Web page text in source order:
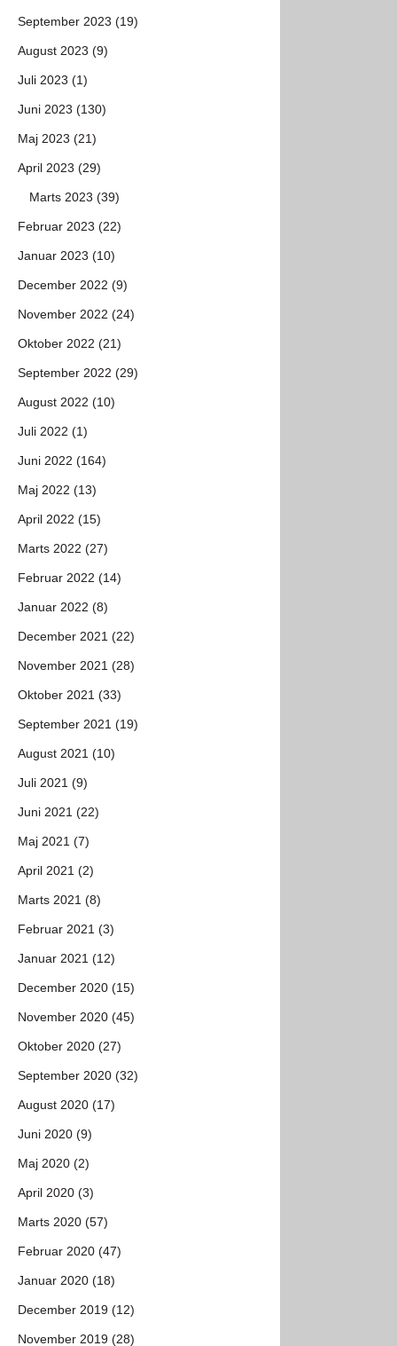
September 2023 (19)
August 2023 (9)
Juli 2023 (1)
Juni 2023 (130)
Maj 2023 (21)
April 2023 (29)
Marts 2023 (39)
Februar 2023 (22)
Januar 2023 (10)
December 2022 (9)
November 2022 (24)
Oktober 2022 (21)
September 2022 (29)
August 2022 (10)
Juli 2022 (1)
Juni 2022 (164)
Maj 2022 (13)
April 2022 (15)
Marts 2022 (27)
Februar 2022 (14)
Januar 2022 (8)
December 2021 (22)
November 2021 (28)
Oktober 2021 (33)
September 2021 (19)
August 2021 (10)
Juli 2021 (9)
Juni 2021 (22)
Maj 2021 (7)
April 2021 (2)
Marts 2021 (8)
Februar 2021 (3)
Januar 2021 (12)
December 2020 (15)
November 2020 (45)
Oktober 2020 (27)
September 2020 (32)
August 2020 (17)
Juni 2020 (9)
Maj 2020 (2)
April 2020 (3)
Marts 2020 (57)
Februar 2020 (47)
Januar 2020 (18)
December 2019 (12)
November 2019 (28)